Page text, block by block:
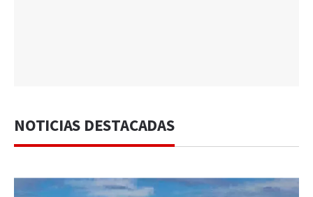
NOTICIAS DESTACADAS